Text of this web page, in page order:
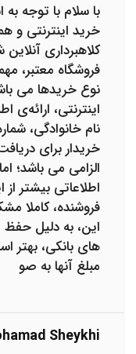
با سلام با توجه به
خرید اینترنتی و
کلاهبرداری
فروشگاه معتبر،
نوع خریدها می
اینترنتی، ارائه‌ی
نام خانوادگی،
خریدار برای
الزامی می باشد؛
اطلاعاتی بیشتر
فروشنده، کاملا
این، به دلیل
های بانکی، بهتر
مبلغ آنها به صو
Sheykhi